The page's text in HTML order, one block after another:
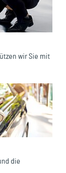
wir Sie mit
die